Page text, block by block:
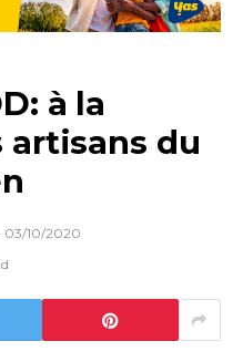
à la
artisans du
03/10/2020